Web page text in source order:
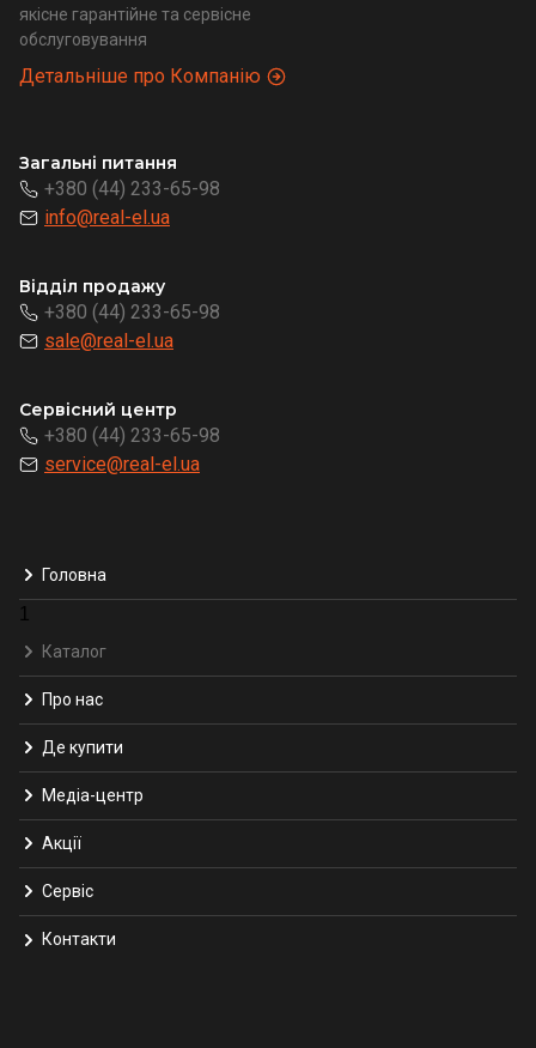
якісне гарантійне та сервісне
обслуговування
Детальніше про Компанію
Загальні питання
+380 (44) 233-65-98
info@real-el.ua
Відділ продажу
+380 (44) 233-65-98
sale@real-el.ua
Сервісний центр
+380 (44) 233-65-98
service@real-el.ua
Головна
1
Каталог
Про нас
Де купити
Медіа-центр
Акції
Сервіс
Контакти